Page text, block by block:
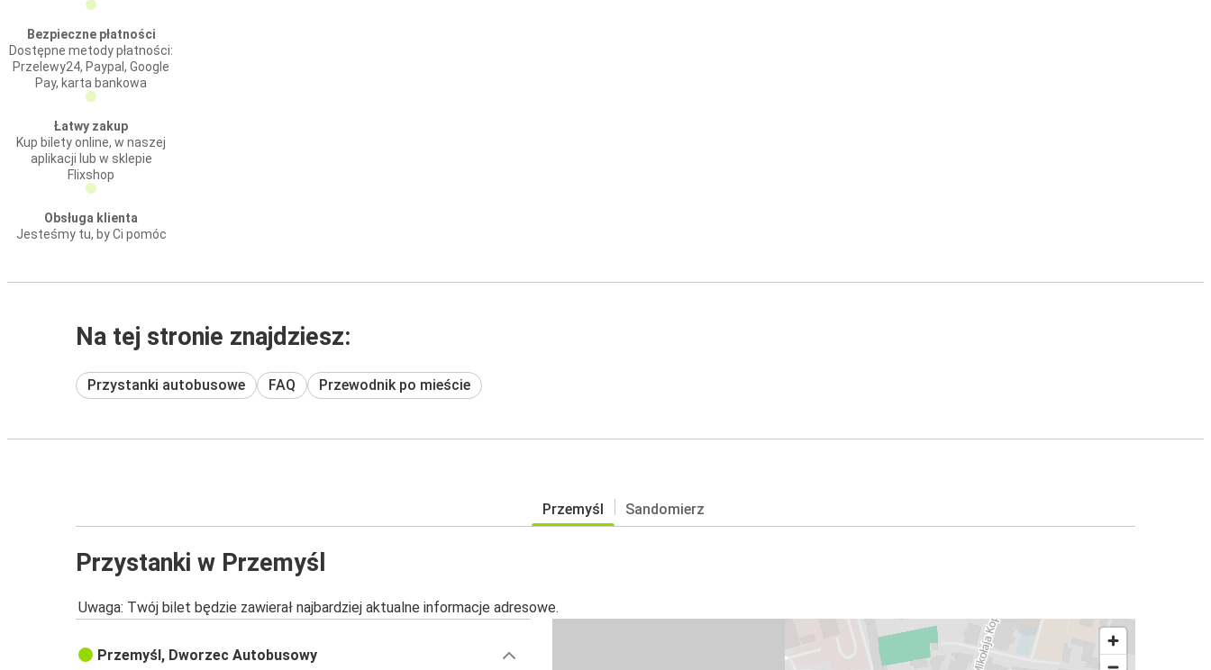
Bezpieczne płatności
Dostępne metody płatności:
Przelewy24, Paypal, Google
Pay, karta bankowa
Łatwy zakup
Kup bilety online, w naszej
aplikacji lub w sklepie
Flixshop
Obsługa klienta
Jesteśmy tu, by Ci pomóc
Na tej stronie znajdziesz:
Przystanki autobusowe FAQ Przewodnik po mieście
Przemyśl Sandomierz
Przystanki w Przemyśl
Uwaga: Twój bilet będzie zawierał najbardziej aktualne informacje adresowe.
Przemyśl, Dworzec Autobusowy